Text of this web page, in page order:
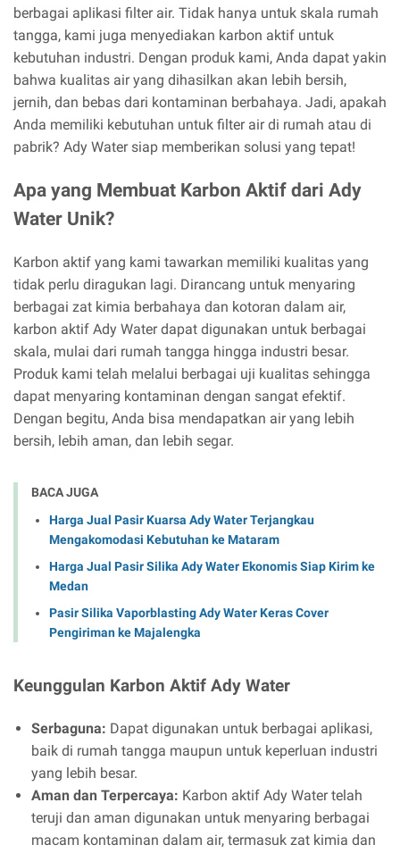
berbagai aplikasi filter air. Tidak hanya untuk skala rumah
tangga, kami juga menyediakan karbon aktif untuk
kebutuhan industri. Dengan produk kami, Anda dapat yakin
bahwa kualitas air yang dihasilkan akan lebih bersih,
jernih, dan bebas dari kontaminan berbahaya. Jadi, apakah
Anda memiliki kebutuhan untuk filter air di rumah atau di
pabrik? Ady Water siap memberikan solusi yang tepat!
Apa yang Membuat Karbon Aktif dari Ady
Water Unik?
Karbon aktif yang kami tawarkan memiliki kualitas yang
tidak perlu diragukan lagi. Dirancang untuk menyaring
berbagai zat kimia berbahaya dan kotoran dalam air,
karbon aktif Ady Water dapat digunakan untuk berbagai
skala, mulai dari rumah tangga hingga industri besar.
Produk kami telah melalui berbagai uji kualitas sehingga
dapat menyaring kontaminan dengan sangat efektif.
Dengan begitu, Anda bisa mendapatkan air yang lebih
bersih, lebih aman, dan lebih segar.
BACA JUGA
Harga Jual Pasir Kuarsa Ady Water Terjangkau
Mengakomodasi Kebutuhan ke Mataram
Harga Jual Pasir Silika Ady Water Ekonomis Siap Kirim ke
Medan
Pasir Silika Vaporblasting Ady Water Keras Cover
Pengiriman ke Majalengka
Keunggulan Karbon Aktif Ady Water
Serbaguna: Dapat digunakan untuk berbagai aplikasi,
baik di rumah tangga maupun untuk keperluan industri
yang lebih besar.
Aman dan Terpercaya: Karbon aktif Ady Water telah
teruji dan aman digunakan untuk menyaring berbagai
macam kontaminan dalam air, termasuk zat kimia dan